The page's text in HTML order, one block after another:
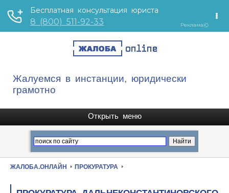
Жалуемся в инстанции, юридически
грамотно
ЖАЛОБА.ОНЛАЙН ПРОКУРАТУРА